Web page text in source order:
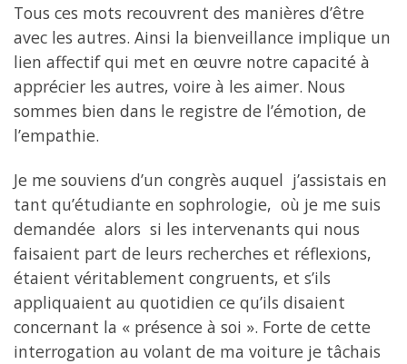
Tous ces mots recouvrent des manières d’être
avec les autres. Ainsi la bienveillance implique un
lien affectif qui met en œuvre notre capacité à
apprécier les autres, voire à les aimer. Nous
sommes bien dans le registre de l’émotion, de
l’empathie.
Je me souviens d’un congrès auquel j’assistais en
tant qu’étudiante en sophrologie, où je me suis
demandée alors si les intervenants qui nous
faisaient part de leurs recherches et réflexions,
étaient véritablement congruents, et s’ils
appliquaient au quotidien ce qu’ils disaient
concernant la « présence à soi ». Forte de cette
interrogation au volant de ma voiture je tâchais